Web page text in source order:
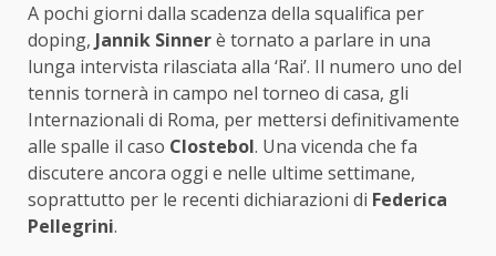
A pochi giorni dalla scadenza della squalifica per
doping, Jannik Sinnerè tornato a parlare in una
lunga intervista rilasciata alla ‘Rai’. Il numero uno del
tennis tornerà in campo nel torneo di casa, gli
Internazionali di Roma, per mettersi definitivamente
alle spalle il caso Clostebol. Una vicenda che fa
discutere ancora oggi e nelle ultime settimane,
soprattutto per le recenti dichiarazioni di Federica
Pellegrini.